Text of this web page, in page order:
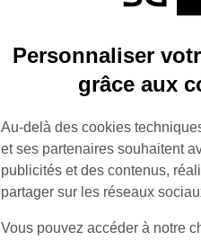
Personnaliser
grâce aux
Au-delà des cookies
et ses partenaires souhaitent
publicités et des contenus,
partager sur les réseaux
Vous pouvez accéder à notre